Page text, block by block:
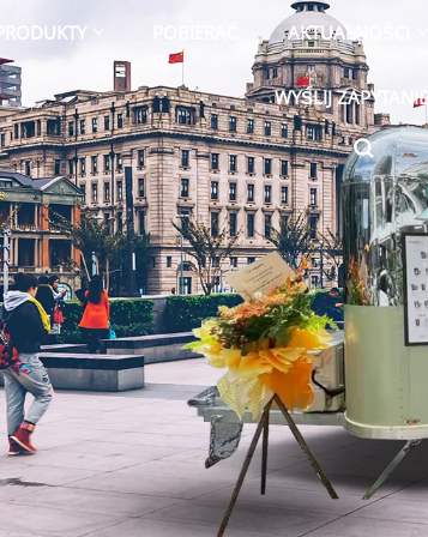
AKTUALNOŚCI
WYŚLIJ ZAPYTANIE